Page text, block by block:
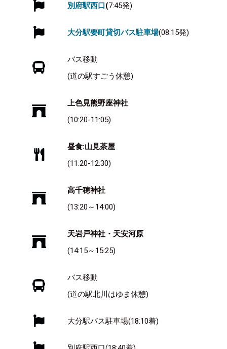
別府駅西口(7:45発)
大分駅要町貸切バス駐車場(08:15発)
バス移動
(道の駅すごう休憩)
上色見熊野座神社
(10:20-11:05)
昼食:山見茶屋
(11:20-12:30)
高千穂神社
(13:20～14:00)
天岩戸神社・天安河原
(14:15～15:25)
バス移動
(道の駅北川はゆま休憩)
大分駅バス駐車場(18:10着)